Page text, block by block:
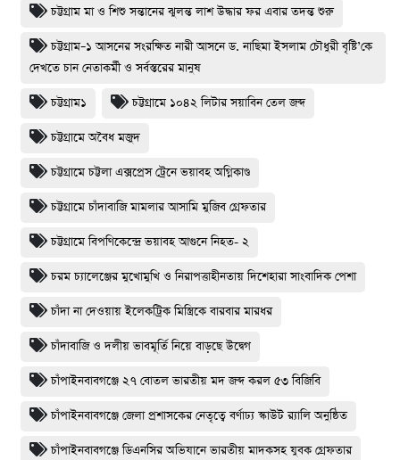
চট্টগ্রাম মা ও শিশু সন্তানের ঝুলন্ত লাশ উদ্ধার ফর এবার তদন্ত শুরু
চট্টগ্রাম–১ আসনের সংরক্ষিত নারী আসনে ড. নাছিমা ইসলাম চৌধুরী বৃষ্টি’কে
দেখতে চান নেতাকর্মী ও সর্বস্তরের মানুষ
চট্টগ্রাম১ চট্টগ্রামে ১০৪২ লিটার সয়াবিন তেল জব্দ
চট্টগ্রামে অবৈধ মজুদ
চট্টগ্রামে চট্টলা এক্সপ্রেস ট্রেনে ভয়াবহ অগ্নিকাণ্ড
চট্টগ্রামে চাঁদাবাজি মামলার আসামি মুজিব গ্রেফতার
চট্টগ্রামে বিপণিকেন্দ্রে ভয়াবহ আগুনে নিহত- ২
চরম চ্যালেঞ্জের মুখোমুখি ও নিরাপত্তাহীনতায় দিশেহারা সাংবাদিক পেশা
চাঁদা না দেওয়ায় ইলেকট্রিক মিস্ত্রিকে বারবার মারধর
চাঁদাবাজি ও দলীয় ভাবমূর্তি নিয়ে বাড়ছে উদ্বেগ
চাঁপাইনবাবগঞ্জে ২৭ বোতল ভারতীয় মদ জব্দ করল ৫৩ বিজিবি
চাঁপাইনবাবগঞ্জে জেলা প্রশাসকের নেতৃত্বে বর্ণাঢ্য স্কাউট র‍্যালি অনুষ্ঠিত
চাঁপাইনবাবগঞ্জে ডিএনসির অভিযানে ভারতীয় মাদকসহ যুবক গ্রেফতার